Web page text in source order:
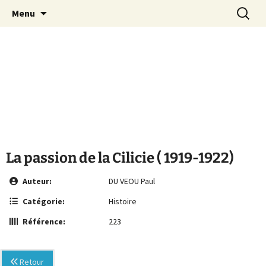
MCA Vienne
Le site de la Maison de la Culture
Arménienne de Vienne
Menu
La passion de la Cilicie ( 1919-1922)
Auteur:
DU VEOU Paul
Catégorie:
Histoire
Référence:
223
Retour